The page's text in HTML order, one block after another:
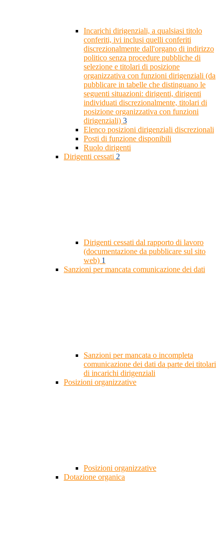
Incarichi dirigenziali, a qualsiasi titolo
conferiti, ivi inclusi quelli conferiti
discrezionalmente dall'organo di indirizzo
politico senza procedure pubbliche di
selezione e titolari di posizione
organizzativa con funzioni dirigenziali (da
pubblicare in tabelle che distinguano le
seguenti situazioni: dirigenti, dirigenti
individuati discrezionalmente, titolari di
posizione organizzativa con funzioni
dirigenziali) 3
Elenco posizioni dirigenziali discrezionali
Posti di funzione disponibili
Ruolo dirigenti
Dirigenti cessati 2
Dirigenti cessati dal rapporto di lavoro
(documentazione da pubblicare sul sito
web) 1
Sanzioni per mancata comunicazione dei dati
Sanzioni per mancata o incompleta
comunicazione dei dati da parte dei titolari
di incarichi dirigenziali
Posizioni organizzative
Posizioni organizzative
Dotazione organica